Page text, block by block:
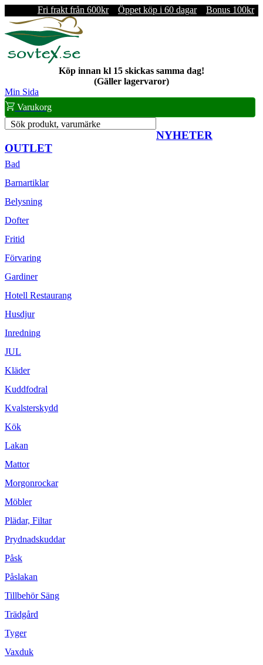
Fri frakt från 600kr Öppet köp i 60 dagar Bonus 100kr
Köp innan kl 15 skickas samma dag!
(Gäller lagervaror)
Min Sida
Varukorg
Sök produkt, varumärke
NYHETER
OUTLET
Bad
Barnartiklar
Belysning
Dofter
Fritid
Förvaring
Gardiner
Hotell Restaurang
Husdjur
Inredning
JUL
Kläder
Kuddfodral
Kvalsterskydd
Kök
Lakan
Mattor
Morgonrockar
Möbler
Plädar, Filtar
Prydnadskuddar
Påsk
Påslakan
Tillbehör Säng
Trädgård
Tyger
Vaxduk